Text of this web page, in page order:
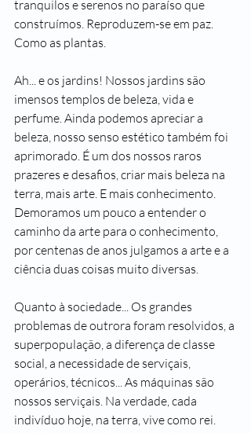
tranquilos e serenos no paraíso que
construímos. Reproduzem-se em paz.
Como as plantas.
Ah... e os jardins! Nossos jardins são
imensos templos de beleza, vida e
perfume. Ainda podemos apreciar a
beleza, nosso senso estético também foi
aprimorado. É um dos nossos raros
prazeres e desafios, criar mais beleza na
terra, mais arte. E mais conhecimento.
Demoramos um pouco a entender o
caminho da arte para o conhecimento,
por centenas de anos julgamos a arte e a
ciência duas coisas muito diversas.
Quanto à sociedade... Os grandes
problemas de outrora foram resolvidos, a
superpopulação, a diferença de classe
social, a necessidade de serviçais,
operários, técnicos... As máquinas são
nossos serviçais. Na verdade, cada
indivíduo hoje, na terra, vive como rei.